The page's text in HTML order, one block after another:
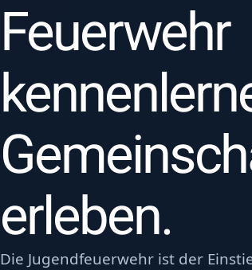
Feuerwehr
erleben.
Die Jugendfeuerwehr ist der